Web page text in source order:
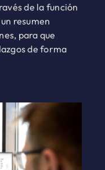
de la función
resumen
para que
de forma